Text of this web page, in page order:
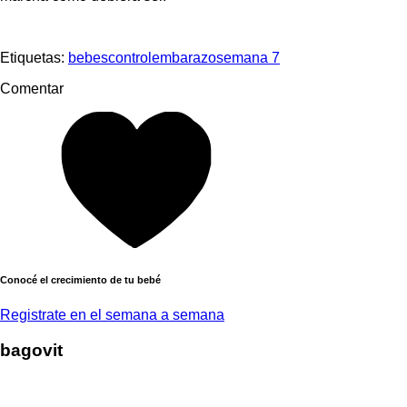
Etiquetas: bebescontrol embarazosemana 7
Comentar
Conocé el crecimiento de tu bebé
Registrate en el semana a semana
bagovit